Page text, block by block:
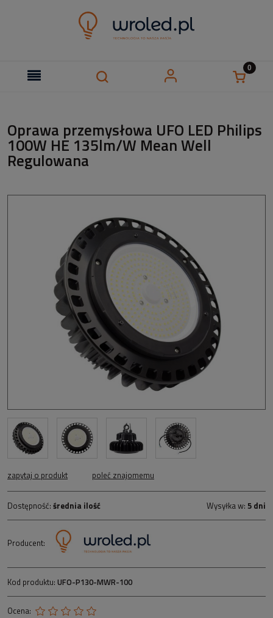
Oprawa przemysłowa UFO LED Philips
100W HE 135lm/W Mean Well
Regulowana
zapytaj o produkt poleć znajomemu
Dostępność: średnia ilość Wysyłka w: 5 dni
Producent:
Kod produktu: UFO-P130-MWR-100
Ocena: